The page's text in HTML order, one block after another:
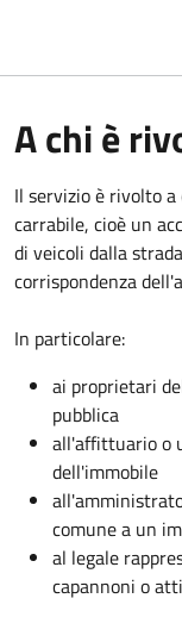
A chi è
Il servizio è rivolto
carrabile, cioè un
di veicoli dalla
corrispondenza
In particolare:
ai proprietari
pubblica
all'affittuario o
dell'immobile
comune a un
al legale
capannoni o